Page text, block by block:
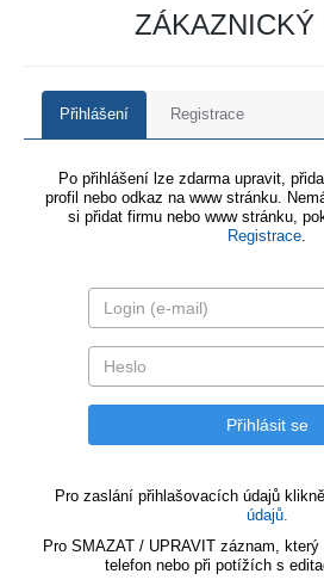
ZÁKAZNICKÝ
Přihlášení Registrace
Po přihlášení lze zdarma upravit,
profil nebo odkaz na www stránku.
si přidat firmu nebo www stránku,
Registrace.
Pro zaslání přihlašovacích údajů
údajů.
Pro SMAZAT / UPRAVIT záznam,
telefon nebo při potížích s